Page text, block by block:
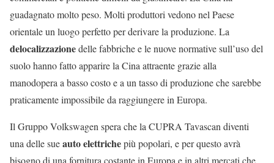
guadagnato molto peso. Molti produttori vedono nel Paese
orientale un luogo perfetto per derivare la produzione. La
delocalizzazionedelle fabbriche e le nuove normative sull’uso del
suolo hanno fatto apparire la Cina attraente grazie alla
manodopera a basso costo e a un tasso di produzione che sarebbe
praticamente impossibile da raggiungere in Europa.
Il Gruppo Volkswagen spera che la CUPRA Tavascan diventi
una delle sueauto elettrichepiù popolari, e per questo avrà
bisogno di una fornitura costante in Europa e in altri mercati che